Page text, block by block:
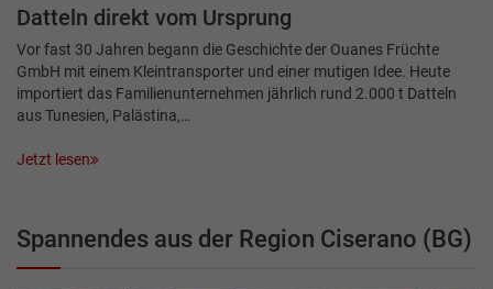
Datteln direkt vom Ursprung
Vor fast 30 Jahren begann die Geschichte der Ouanes Früchte
GmbH mit einem Kleintransporter und einer mutigen Idee. Heute
importiert das Familienunternehmen jährlich rund 2.000 t Datteln
aus Tunesien, Palästina,…
Jetzt lesen
Spannendes aus der Region Ciserano (BG)